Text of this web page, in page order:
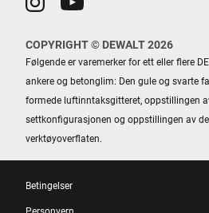
COPYRIGHT © DEWALT 2026
Følgende er varemerker for ett eller flere
ankere og betonglim: Den gule og svarte
formede luftinntaksgitteret, oppstillingen
settkonfigurasjonen og oppstillingen av
verktøyoverflaten.
Betingelser